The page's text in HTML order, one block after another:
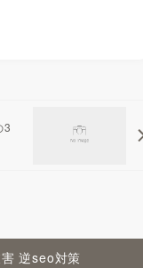
3
逆seo対策